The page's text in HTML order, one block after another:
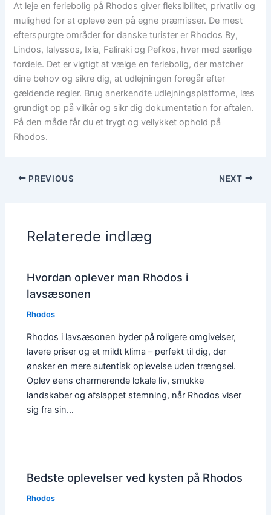
At leje en feriebolig på Rhodos giver fleksibilitet, privatliv og
mulighed for at opleve øen på egne præmisser. De mest
efterspurgte områder for danske turister er Rhodos By,
Lindos, Ialyssos, Ixia, Faliraki og Pefkos, hver med særlige
fordele. Det er vigtigt at vælge en feriebolig, der matcher
dine behov og sikre dig, at udlejningen foregår efter
gældende regler. Brug anerkendte udlejningsplatforme, læs
grundigt op på vilkår og sikr dig dokumentation for aftalen.
På den måde får du et trygt og vellykket ophold på
Rhodos.
PREVIOUS NEXT
Relaterede indlæg
Hvordan oplever man Rhodos i
lavsæsonen
Rhodos
Rhodos i lavsæsonen byder på roligere omgivelser,
lavere priser og et mildt klima – perfekt til dig, der
ønsker en mere autentisk oplevelse uden trængsel.
Oplev øens charmerende lokale liv, smukke
landskaber og afslappet stemning, når Rhodos viser
sig fra sin…
Bedste oplevelser ved kysten på Rhodos
Rhodos